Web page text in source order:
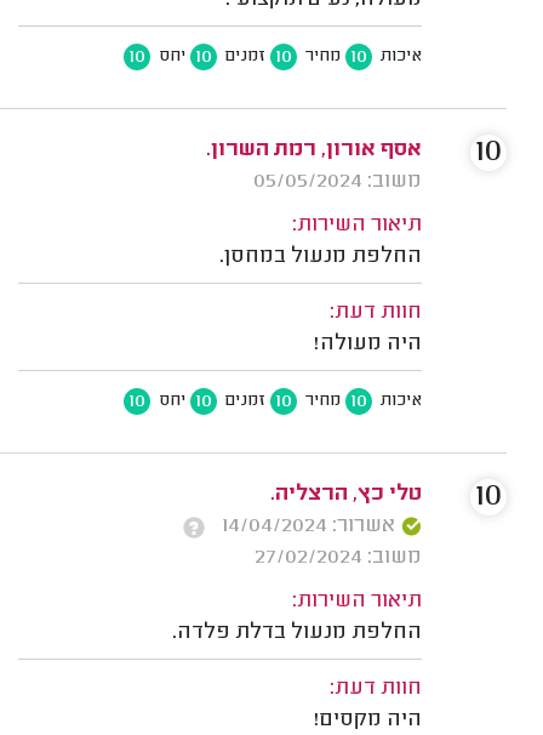
איכות 10 מחיר 10 זמנים 10 יחס 10
אסף אורון, רמת השרון.
משוב: 05/05/2024
תיאור השירות:
החלפת מנעול במחסן.
חוות דעת:
היה מעולה!
איכות 10 מחיר 10 זמנים 10 יחס 10
10
טלי כץ, הרצליה.
אשרור: 14/04/2024
משוב: 27/02/2024
תיאור השירות:
החלפת מנעול בדלת פלדה.
חוות דעת:
היה מקסים!
10